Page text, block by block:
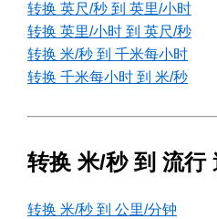
转换 英尺/秒 到 英里/小时
转换 英里/小时 到 英尺/秒
转换 米/秒 到 千米每小时
转换 千米每小时 到 米/秒
转换 米/秒 到 流行
转换 米/秒 到 公里/分钟